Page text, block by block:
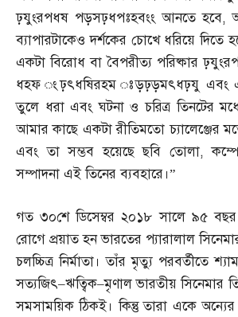
ঢ়যুংরপধষ পড়সঢ়ধপঃহবংং আনতে হবে,
ব্যাপারটাকেও দর্শকের চোখে ধরিয়ে দিতে
একটা বিরোধ বা বৈপরীত্য পরিষ্কার
ধহফ ংঢ়ৎধষিরহম ঃড়ঢ়ড়মৎধঢ়যু এবং
তুলে ধরা এবং ঘটনা ও চরিত্র তিনটের
আমার কাছে একটা রীতিমতো চ্যালেঞ্জের
এবং তা সম্ভব হয়েছে ছবি তোলা,
সম্পাদনা এই তিনের ব্যবহারে।”
গত ৩০শে ডিসেম্বর ২০১৮ সালে ৯৫ বছর
রোগে প্রয়াত হন ভারতের প্যারালাল
চলচ্চিত্র নির্মাতা। তাঁর মৃত্যু পরবর্তীতে
ুসত্যজিৎ–ঋত্বিক–মৃণাল ভারতীয় সিনেমার
সমসাময়িক ঠিকই। কিন্তু তারা একে